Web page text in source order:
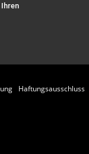
Haftungsausschluss